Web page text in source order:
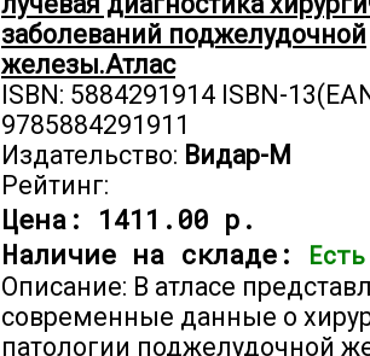
заболеваний поджелудочной
железы.Атлас
ISBN: 5884291914 ISBN-
9785884291911
Издательство: Видар-М
Рейтинг:
Цена: 1411.00 р.
Наличие на складе:
Есть
Описание: В атласе
современные данные о
патологии поджелудочной